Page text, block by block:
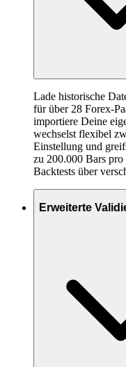
Lade historische
für über 28 Forex-
importiere Deine
wechselst flexibel
Einstellung und
zu 200.000 Bars
Backtests über
Erweiterte